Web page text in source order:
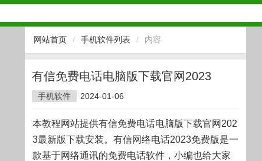
网站首页 / 手机软件列表 / 内容
有信免费电话电脑版下载官网2023
手机软件 2024-01-06
本教程网站提供有信免费电话电脑版下载官网202
3最新版下载安装。有信网络电话2023免费版是一
款基于网络通讯的免费电话软件，小编也给大家